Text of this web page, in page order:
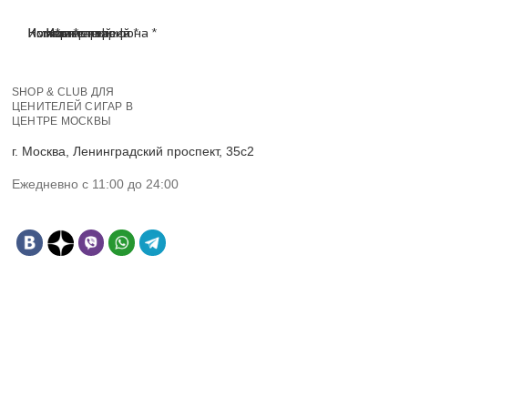
SHOP & CLUB ДЛЯ
ЦЕНИТЕЛЕЙ СИГАР В
ЦЕНТРЕ МОСКВЫ
г. Москва, Ленинградский проспект, 35с2
Ежедневно с 11:00 до 24:00
Имя *
Номер телефона *
Комментарий
Имя *
Номер телефона *
Комментарий